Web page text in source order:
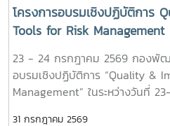
โครงการอบรมเชิงปฏิบัติการ
Tools for Risk Management
23 - 24 กรกฎาคม 2569 กองพั
อบรมเชิงปฏิบัติการ “Quality &
Management” ในระหว่างวันที่
31 กรกฎาคม 2569